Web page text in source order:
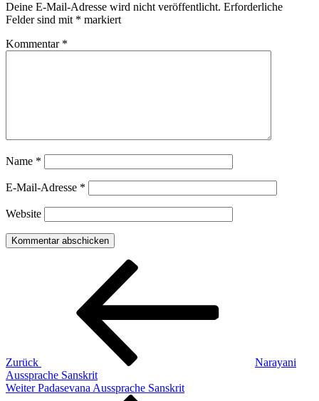
Deine E-Mail-Adresse wird nicht veröffentlicht. Erforderliche
Felder sind mit * markiert
Kommentar *
Name *
E-Mail-Adresse *
Website
Beitragsnavigation
Zurück
Narayani
Aussprache Sanskrit
Nächster
Weiter Padasevana Aussprache Sanskrit